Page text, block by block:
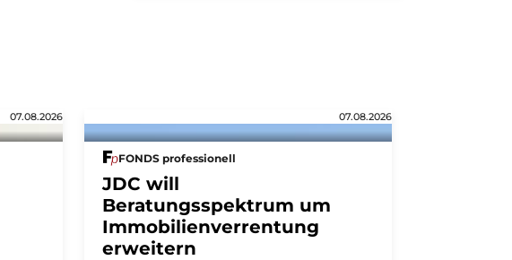
07.08.2026 07.08.2026
FONDS professionell
JDC will
Beratungsspektrum um
Immobilienverrentung
erweitern